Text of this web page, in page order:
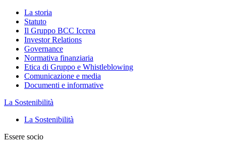
La storia
Statuto
Il Gruppo BCC Iccrea
Investor Relations
Governance
Normativa finanziaria
Etica di Gruppo e Whistleblowing
Comunicazione e media
Documenti e informative
La Sostenibilità
La Sostenibilità
Essere socio